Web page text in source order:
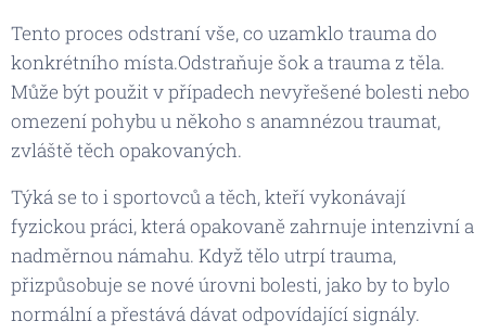
Tento proces odstraní vše, co uzamklo trauma do
konkrétního místa.Odstraňuje šok a trauma z těla.
Může být použit v případech nevyřešené bolesti nebo
omezení pohybu u někoho s anamnézou traumat,
zvláště těch opakovaných.
Týká se to i sportovců a těch, kteří vykonávají
fyzickou práci, která opakovaně zahrnuje intenzivní a
nadměrnou námahu. Když tělo utrpí trauma,
přizpůsobuje se nové úrovni bolesti, jako by to bylo
normální a přestává dávat odpovídající signály.